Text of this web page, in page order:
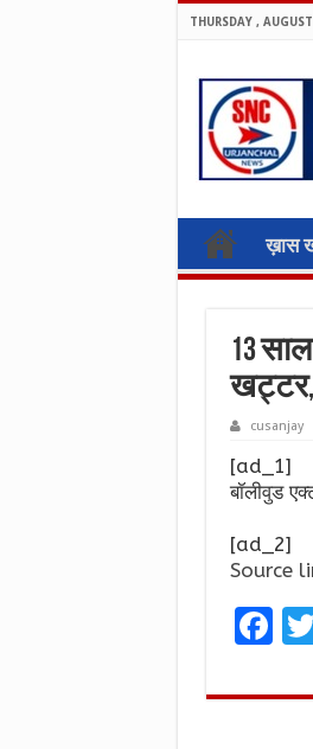
THURSDAY ,
ख़ास
13
cusanjay
[ad_1]
बॉलीवुड
[ad_2]
Source
F
ce